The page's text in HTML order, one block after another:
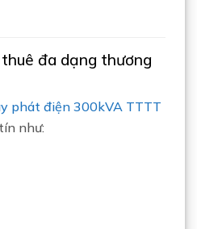
đa dạng thương
phát điện 300kVA TTTT
như: